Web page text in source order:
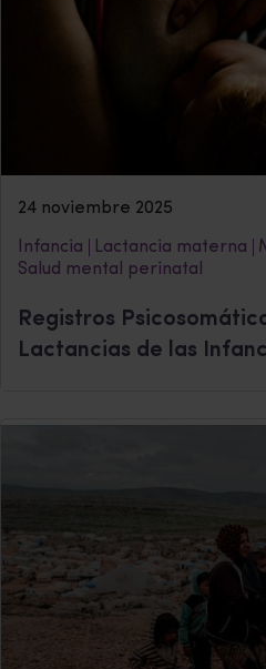
24 noviembre 2025
Infancia Lactancia materna
Salud mental perinatal
Registros
Lactancias de las